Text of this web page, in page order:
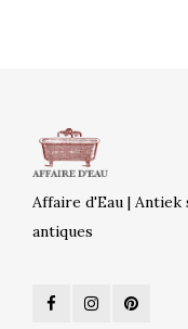
Affaire d'Eau |
antiques